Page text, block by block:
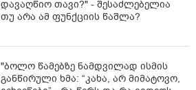
დავაღწიო თავი?" - შესაძლებელია
თუ არა ამ ფუნქციის წაშლა?
"ბოლო წამებზე ნამდვილად ისმის
განწირული ხმა: “კახა, არ მიმატოვო,